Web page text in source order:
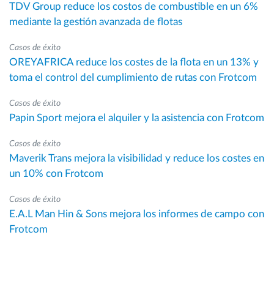
TDV Group reduce los costos de combustible en un 6%
mediante la gestión avanzada de flotas
Casos de éxito
OREYAFRICA reduce los costes de la flota en un 13% y
toma el control del cumplimiento de rutas con Frotcom
Casos de éxito
Papin Sport mejora el alquiler y la asistencia con Frotcom
Casos de éxito
Maverik Trans mejora la visibilidad y reduce los costes en
un 10% con Frotcom
Casos de éxito
E.A.L Man Hin & Sons mejora los informes de campo con
Frotcom